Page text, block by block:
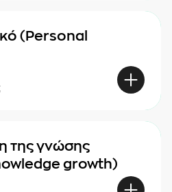
(Personal
της γνώσης
growth)